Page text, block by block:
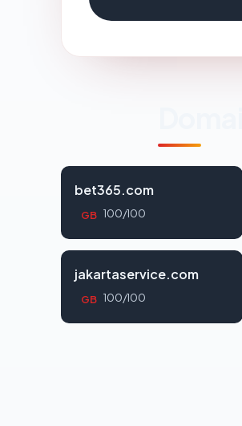
bet365.com
GB 100/100
jakartaservice.com
GB 100/100